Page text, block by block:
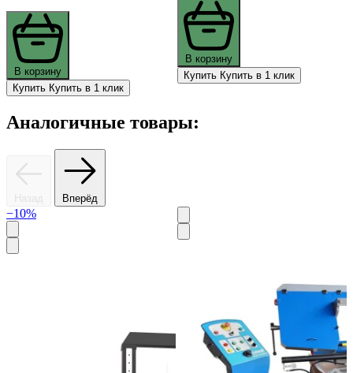
В корзину
Купить Купить в 1 клик
В корзину
Купить Купить в 1 клик
Аналогичные товары:
Назад Вперёд
−10%